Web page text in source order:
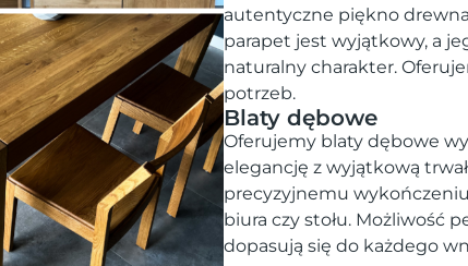
autentyczne piękno
parapet jest wyjątkowy, a
naturalny charakter.
potrzeb.
Blaty dębowe
Oferujemy blaty dębowe
elegancję z wyjątkową
precyzyjnemu
biura czy stołu. Możliwość
dopasują się do każdego